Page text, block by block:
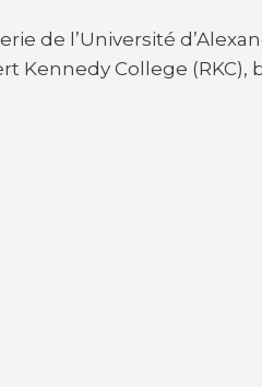
de l’Université
Kennedy College (RKC),